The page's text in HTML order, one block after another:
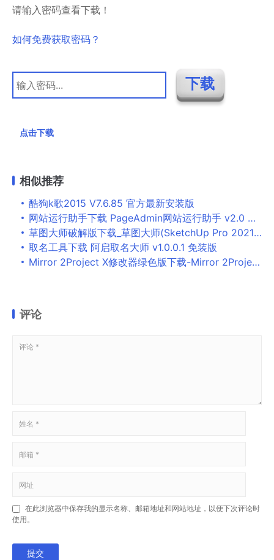
请输入密码查看下载！
如何免费获取密码？
点击下载
相似推荐
酷狗k歌2015 V7.6.85 官方最新安装版
网站运行助手下载 PageAdmin网站运行助手 v2.0 绿色版
草图大师破解版下载_草图大师(SketchUp Pro 2021)v21.1.279 中文破解版
取名工具下载 阿启取名大师 v1.0.0.1 免装版
Mirror 2Project X修改器绿色版下载-Mirror 2Project X修改器免费版下载
评论
在此浏览器中保存我的显示名称、邮箱地址和网站地址，以便下次评论时
使用。
提交